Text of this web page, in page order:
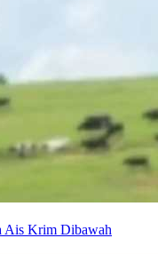
Ais Krim Dibawah